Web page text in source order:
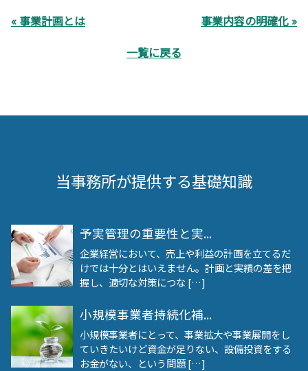
« 事業計画とは
事業内容の明確化 »
一覧に戻る
当事務所が提供する基礎知識
予実管理の重要性と実...
企業経営において、売上や利益の計画を立てるだ
けでは十分とはいえません。計画と実績の差を把
握し、適切な対策につな […]
小規模事業者持続化補...
小規模事業者にとって、事業拡大や事業展開をし
ていきたいけど資金が足りない、設備投資をする
お金がない、という問題 […]